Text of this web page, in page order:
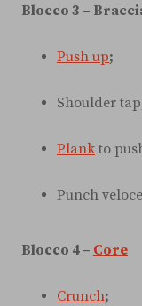
Blocco 3 –
Push up;
Shoulder tap
Plank to
Punch veloce
Blocco 4 – Core
Crunch;